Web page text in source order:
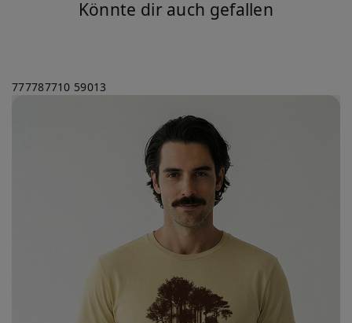
Könnte dir auch gefallen
777787710 59013